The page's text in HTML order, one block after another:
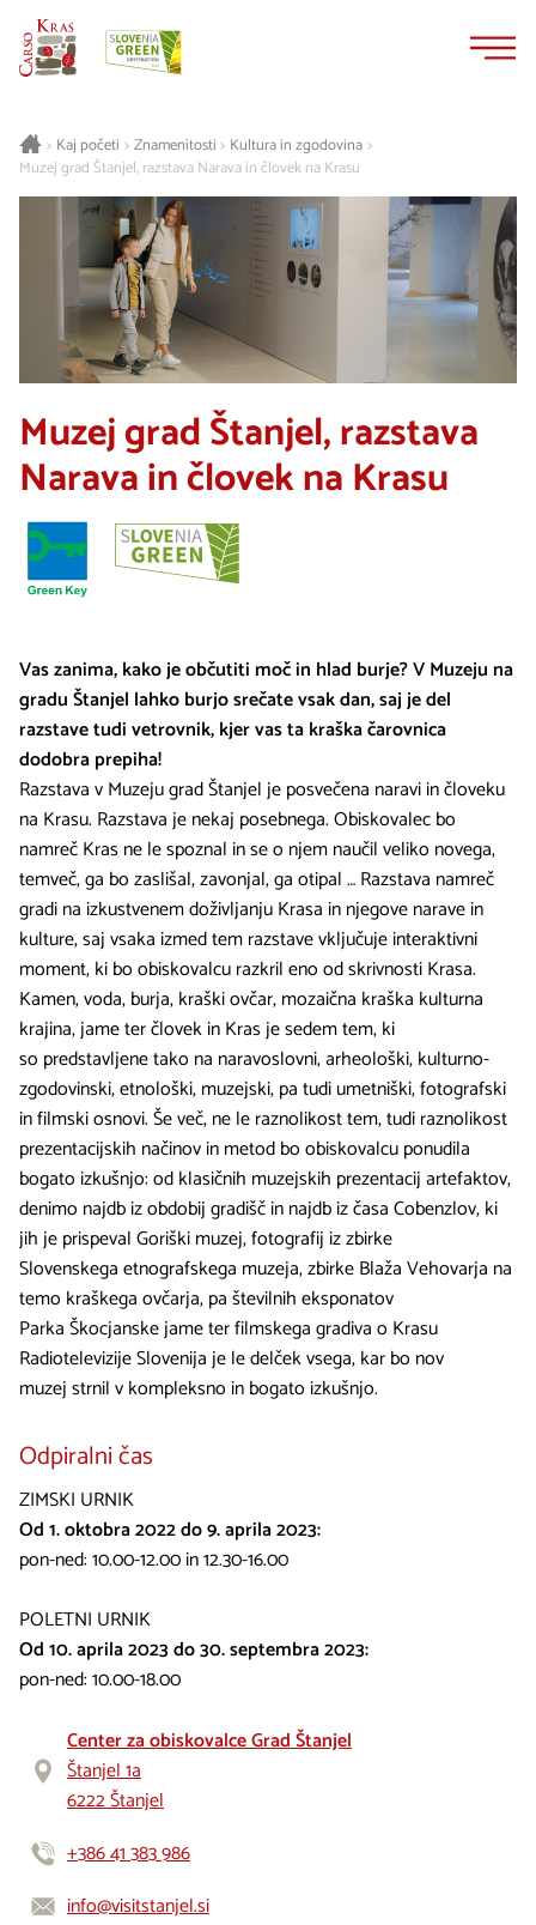
> Kaj početi > Znamenitosti > Kultura in zgodovina>
Muzej grad Štanjel, razstava Narava in človek na Krasu
Muzej grad Štanjel, razstava
Narava in človek na Krasu
Vas zanima, kako je občutiti moč in hlad burje? V Muzeju na
gradu Štanjel lahko burjo srečate vsak dan, saj je del
razstave tudi vetrovnik, kjer vas ta kraška čarovnica
dodobra prepiha!
Razstava v Muzeju grad Štanjel je posvečena naravi in človeku
na Krasu. Razstava je nekaj posebnega. Obiskovalec bo
namreč Kras ne le spoznal in se o njem naučil veliko novega,
temveč, ga bo zaslišal, zavonjal, ga otipal … Razstava namreč
gradi na izkustvenem doživljanju Krasa in njegove narave in
kulture, saj vsaka izmed tem razstave vključuje interaktivni
moment, ki bo obiskovalcu razkril eno od skrivnosti Krasa.
Kamen, voda, burja, kraški ovčar, mozaična kraška kulturna
krajina, jame ter človek in Kras je sedem tem, ki
so predstavljene tako na naravoslovni, arheološki, kulturno-
zgodovinski, etnološki, muzejski, pa tudi umetniški, fotografski
in filmski osnovi. Še več, ne le raznolikost tem, tudi raznolikost
prezentacijskih načinov in metod bo obiskovalcu ponudila
bogato izkušnjo: od klasičnih muzejskih prezentacij artefaktov,
denimo najdb iz obdobij gradišč in najdb iz časa Cobenzlov, ki
jih je prispeval Goriški muzej, fotografij iz zbirke
Slovenskega etnografskega muzeja, zbirke Blaža Vehovarja na
temo kraškega ovčarja, pa številnih eksponatov
Parka Škocjanske jame ter filmskega gradiva o Krasu
Radiotelevizije Slovenija je le delček vsega, kar bo nov
muzej strnil v kompleksno in bogato izkušnjo.
Odpiralni čas
ZIMSKI URNIK
Od 1. oktobra 2022 do 9. aprila 2023:
pon-ned: 10.00-12.00 in 12.30-16.00
POLETNI URNIK
Od 10. aprila 2023 do 30. septembra 2023:
pon-ned: 10.00-18.00
Center za obiskovalce Grad Štanjel
Štanjel 1a
6222 Štanjel
+386 41 383 986
info@visitstanjel.si